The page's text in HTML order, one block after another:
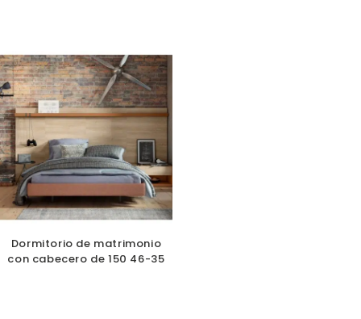
Dormitorio de matrimonio
con cabecero de 150 46-35